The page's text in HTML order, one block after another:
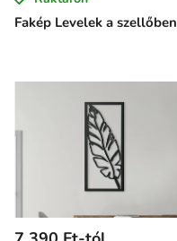
Fakép Levelek a szellőben